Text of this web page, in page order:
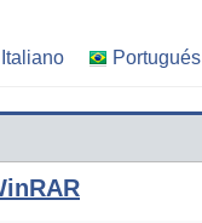
Italiano Portugués